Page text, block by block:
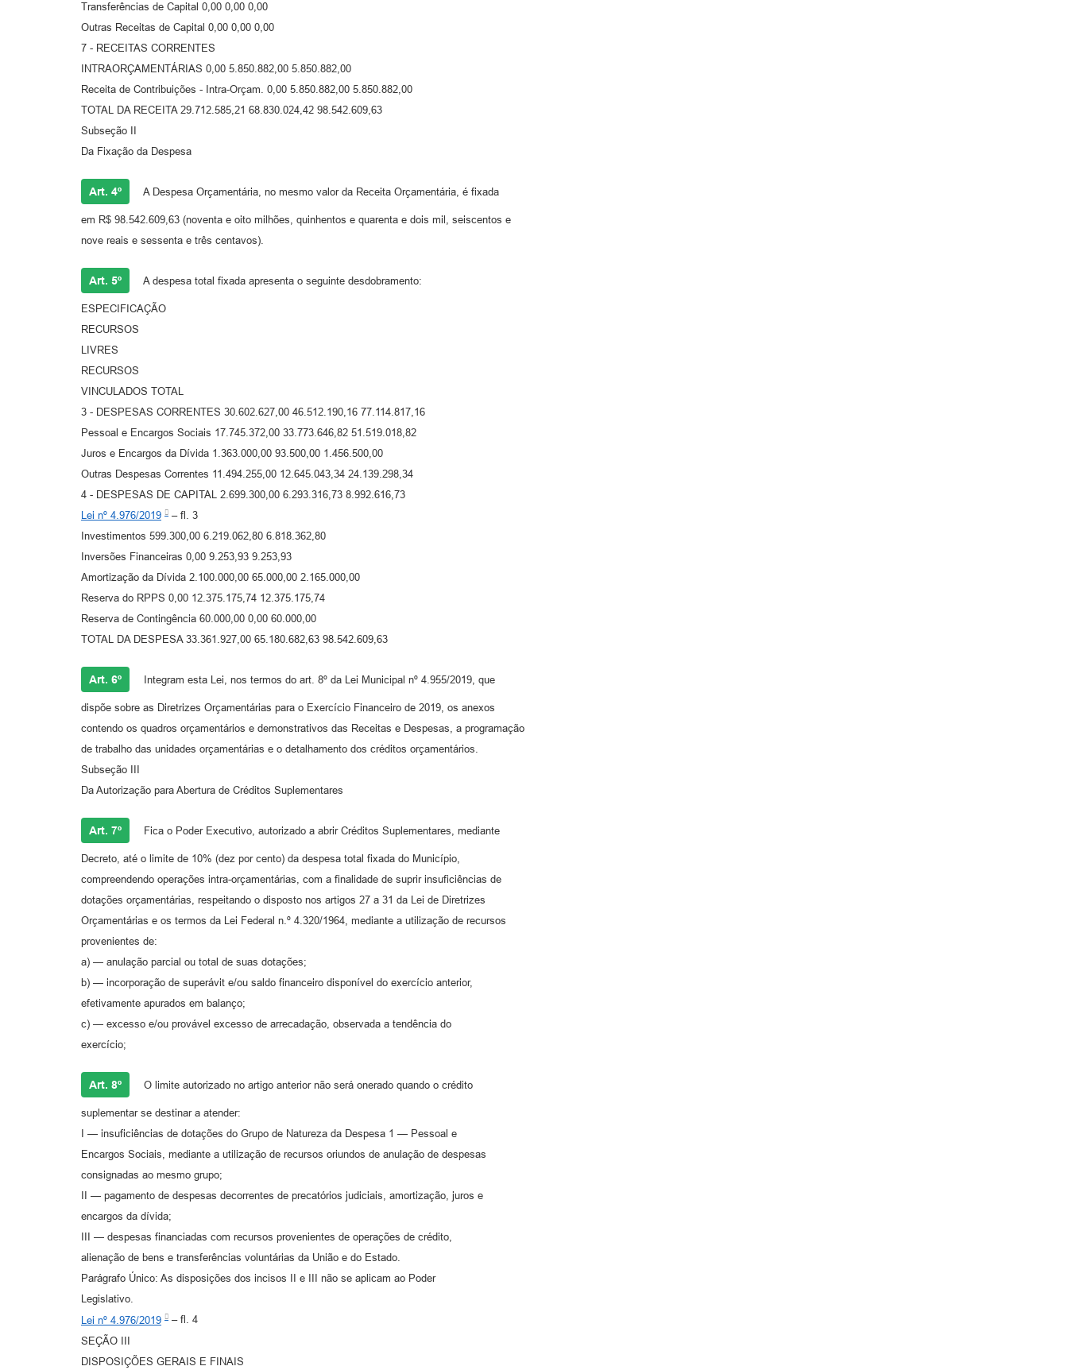
Transferências de Capital 0,00 0,00 0,00
Outras Receitas de Capital 0,00 0,00 0,00
7 - RECEITAS CORRENTES
INTRAORÇAMENTÁRIAS 0,00 5.850.882,00 5.850.882,00
Receita de Contribuições - Intra-Orçam. 0,00 5.850.882,00 5.850.882,00
TOTAL DA RECEITA 29.712.585,21 68.830.024,42 98.542.609,63
Subseção II
Da Fixação da Despesa
Art. 4º A Despesa Orçamentária, no mesmo valor da Receita Orçamentária, é fixada
em R$ 98.542.609,63 (noventa e oito milhões, quinhentos e quarenta e dois mil, seiscentos e
nove reais e sessenta e três centavos).
Art. 5º A despesa total fixada apresenta o seguinte desdobramento:
ESPECIFICAÇÃO
RECURSOS
LIVRES
RECURSOS
VINCULADOS TOTAL
3 - DESPESAS CORRENTES 30.602.627,00 46.512.190,16 77.114.817,16
Pessoal e Encargos Sociais 17.745.372,00 33.773.646,82 51.519.018,82
Juros e Encargos da Dívida 1.363.000,00 93.500,00 1.456.500,00
Outras Despesas Correntes 11.494.255,00 12.645.043,34 24.139.298,34
4 - DESPESAS DE CAPITAL 2.699.300,00 6.293.316,73 8.992.616,73
Lei nº 4.976/2019
– fl. 3
Investimentos 599.300,00 6.219.062,80 6.818.362,80
Inversões Financeiras 0,00 9.253,93 9.253,93
Amortização da Dívida 2.100.000,00 65.000,00 2.165.000,00
Reserva do RPPS 0,00 12.375.175,74 12.375.175,74
Reserva de Contingência 60.000,00 0,00 60.000,00
TOTAL DA DESPESA 33.361.927,00 65.180.682,63 98.542.609,63
Art. 6º Integram esta Lei, nos termos do art. 8º da Lei Municipal nº 4.955/2019, que
dispõe sobre as Diretrizes Orçamentárias para o Exercício Financeiro de 2019, os anexos
contendo os quadros orçamentários e demonstrativos das Receitas e Despesas, a programação
de trabalho das unidades orçamentárias e o detalhamento dos créditos orçamentários.
Subseção III
Da Autorização para Abertura de Créditos Suplementares
Art. 7º Fica o Poder Executivo, autorizado a abrir Créditos Suplementares, mediante
Decreto, até o limite de 10% (dez por cento) da despesa total fixada do Município,
compreendendo operações intra-orçamentárias, com a finalidade de suprir insuficiências de
dotações orçamentárias, respeitando o disposto nos artigos 27 a 31 da Lei de Diretrizes
Orçamentárias e os termos da Lei Federal n.º 4.320/1964, mediante a utilização de recursos
provenientes de:
a) — anulação parcial ou total de suas dotações;
b) — incorporação de superávit e/ou saldo financeiro disponível do exercício anterior,
efetivamente apurados em balanço;
c) — excesso e/ou provável excesso de arrecadação, observada a tendência do
exercício;
Art. 8º O limite autorizado no artigo anterior não será onerado quando o crédito
suplementar se destinar a atender:
I — insuficiências de dotações do Grupo de Natureza da Despesa 1 — Pessoal e
Encargos Sociais, mediante a utilização de recursos oriundos de anulação de despesas
consignadas ao mesmo grupo;
II — pagamento de despesas decorrentes de precatórios judiciais, amortização, juros e
encargos da dívida;
III — despesas financiadas com recursos provenientes de operações de crédito,
alienação de bens e transferências voluntárias da União e do Estado.
Parágrafo Único: As disposições dos incisos II e III não se aplicam ao Poder
Legislativo.
Lei nº 4.976/2019
– fl. 4
SEÇÃO III
DISPOSIÇÕES GERAIS E FINAIS